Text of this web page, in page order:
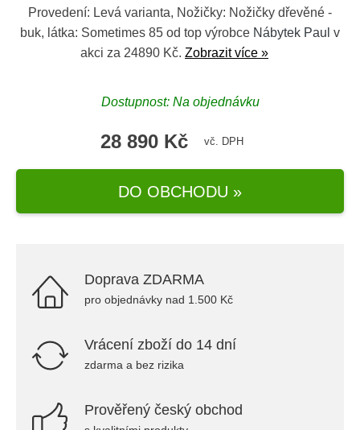
Provedení: Levá varianta, Nožičky: Nožičky dřevěné -
buk, látka: Sometimes 85 od top výrobce Nábytek Paul v
akci za 24890 Kč. Zobrazit více »
Dostupnost: Na objednávku
28 890 Kč vč. DPH
DO OBCHODU »
Doprava ZDARMA
pro objednávky nad 1.500 Kč
Vrácení zboží do 14 dní
zdarma a bez rizika
Prověřený český obchod